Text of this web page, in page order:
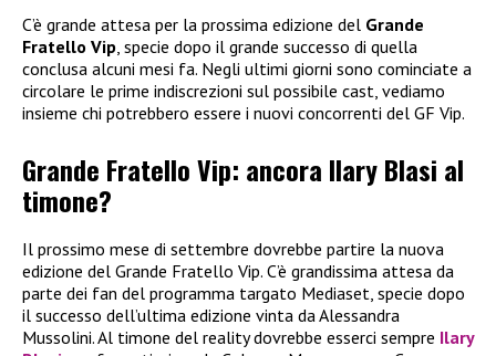
C’è grande attesa per la prossima edizione del Grande
Fratello Vip, specie dopo il grande successo di quella
conclusa alcuni mesi fa. Negli ultimi giorni sono cominciate a
circolare le prime indiscrezioni sul possibile cast, vediamo
insieme chi potrebbero essere i nuovi concorrenti del GF Vip.
Grande Fratello Vip: ancora Ilary Blasi al
timone?
Il prossimo mese di settembre dovrebbe partire la nuova
edizione del Grande Fratello Vip. C’è grandissima attesa da
parte dei fan del programma targato Mediaset, specie dopo
il successo dell’ultima edizione vinta da Alessandra
Mussolini. Al timone del reality dovrebbe esserci sempre Ilary